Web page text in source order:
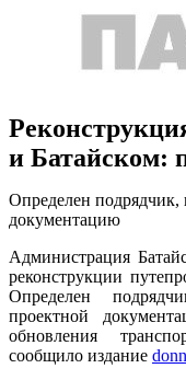
и Батайском:
Определен подрядчик,
документацию
Администрация
реконструкции
Определен
проектной
обновления
сообщило издание